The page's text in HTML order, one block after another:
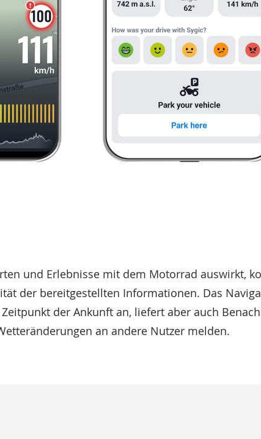
und Erlebnisse mit dem Motorrad auswirkt,
der bereitgestellten Informationen. Das
der Ankunft an, liefert aber auch
an andere Nutzer melden.